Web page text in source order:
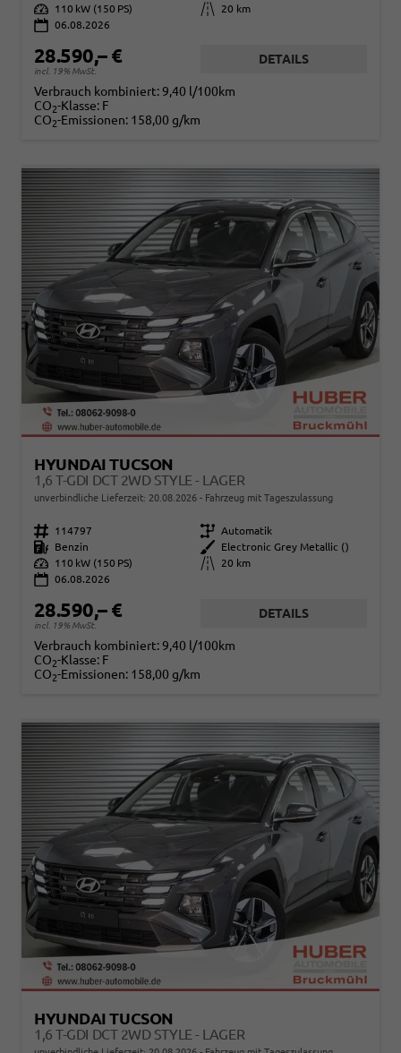
Leistung
110 kW (150 PS) Kilometerstand
20 km
06.08.2026
28.590,– €
incl. 19% MwSt.
DETAILS
Verbrauch kombiniert: 9,40 l/100km
CO2-Klasse: F
CO2-Emissionen: 158,00 g/km
HYUNDAI TUCSON
1,6 T-GDI DCT 2WD STYLE - LAGER
unverbindliche Lieferzeit: 20.08.2026 Fahrzeug mit Tageszulassung
Fahrzeugnr. 114797 Getriebe Automatik
Kraftstoff
Benzin Außenfarbe
Electronic Grey Metallic ()
Leistung
110 kW (150 PS) Kilometerstand
20 km
06.08.2026
28.590,– €
incl. 19% MwSt.
DETAILS
Verbrauch kombiniert: 9,40 l/100km
CO2-Klasse: F
CO2-Emissionen: 158,00 g/km
HYUNDAI TUCSON
1,6 T-GDI DCT 2WD STYLE - LAGER